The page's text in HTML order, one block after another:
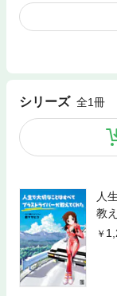
シリーズ 全1冊
人
教